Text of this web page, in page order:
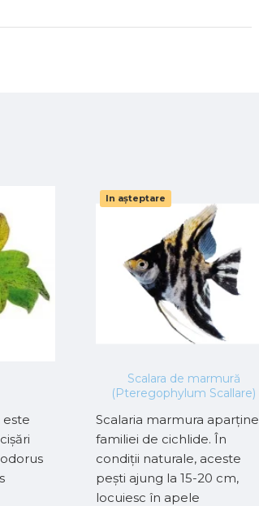
In așteptare
Scalara de marmură
(Pteregophylum Scallare)
Scalaria marmura aparține
familiei de cichlide. În
condiții naturale, aceste
pești ajung la 15-20 cm,
locuiesc în apele